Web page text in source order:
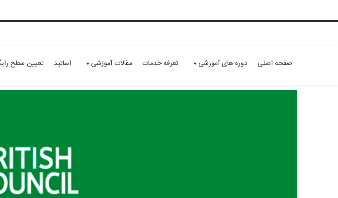
صفحه اصلی دوره های آموزشی تعرفه خدمات مقالات آموزشی اساتید تعیین سطح